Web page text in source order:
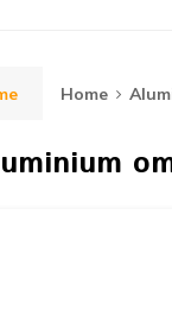
Home